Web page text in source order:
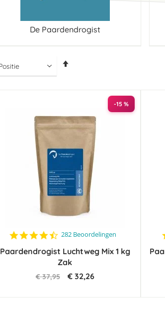
De Paardendrogist
-15 %
4.5
rating
282 Beoordelingen
Paardendrogist Luchtweg Mix 1 kg
Zak
€ 37,95 € 32,26